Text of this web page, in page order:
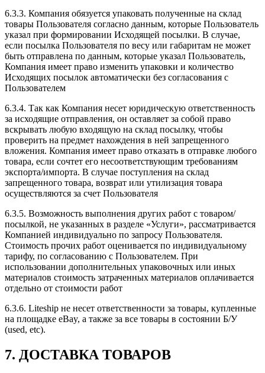
6.3.3. Компания обязуется упаковать полученные на склад
товары Пользователя согласно данным, которые Пользователь
указал при формировании Исходящей посылки. В случае,
если посылка Пользователя по весу или габаритам не может
быть отправлена по данным, которые указал Пользователь,
Компания имеет право изменить упаковки и количество
Исходящих посылок автоматически без согласования с
Пользователем
6.3.4. Так как Компания несет юридическую ответственность
за исходящие отправления, он оставляет за собой право
вскрывать любую входящую на склад посылку, чтобы
проверить на предмет нахождения в ней запрещенного
вложения. Компания имеет право отказать в отправке любого
товара, если сочтет его несоответствующим требованиям
экспорта/импорта. В случае поступления на склад
запрещенного товара, возврат или утилизация товара
осуществляются за счет Пользователя
6.3.5. Возможность выполнения других работ с товаром/
посылкой, не указанных в разделе «Услуги», рассматривается
Компанией индивидуально по запросу Пользователя.
Стоимость прочих работ оценивается по индивидуальному
тарифу, по согласованию с Пользователем. При
использовании дополнительных упаковочных или иных
материалов стоимость затраченных материалов оплачивается
отдельно от стоимости работ
6.3.6. Liteship не несет ответственности за товары, купленные
на площадке eBay, а также за все товары в состоянии Б/У
(used, etc).
7. ДОСТАВКА ТОВАРОВ